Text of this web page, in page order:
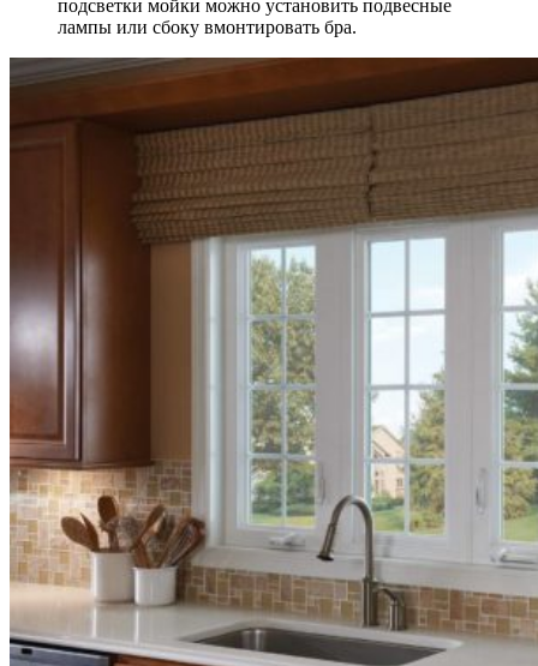
подсветки мойки можно установить подвесные
лампы или сбоку вмонтировать бра.